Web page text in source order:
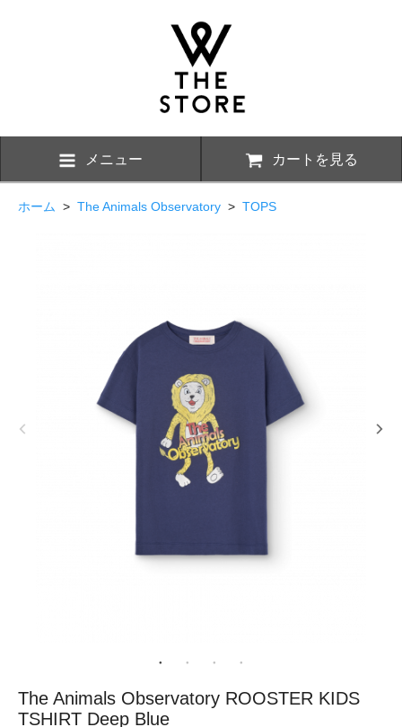
メニュー カートを見る
ホーム > The Animals Observatory > TOPS
The Animals Observatory ROOSTER KIDS
TSHIRT Deep Blue